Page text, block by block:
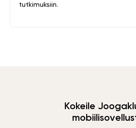
tutkimuksiin.
Kokeile